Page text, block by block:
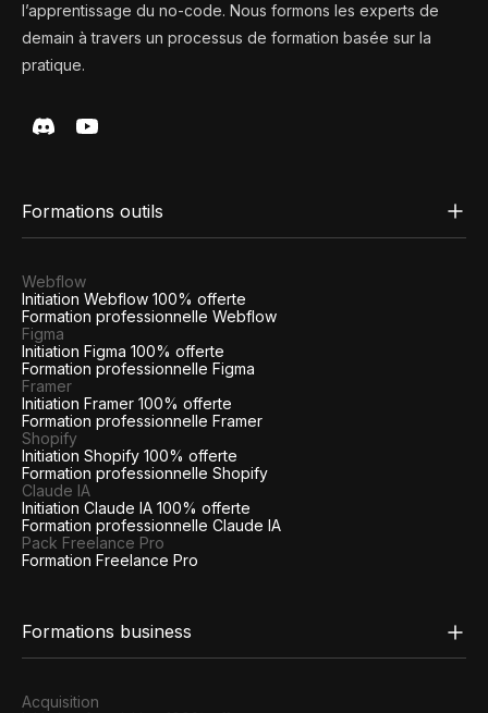
l’apprentissage du no-code. Nous formons les experts de
demain à travers un processus de formation basée sur la
pratique.
Formations outils
Webflow
Initiation Webflow 100% offerte
Formation professionnelle Webflow
Figma
Initiation Figma 100% offerte
Formation professionnelle Figma
Framer
Initiation Framer 100% offerte
Formation professionnelle Framer
Shopify
Initiation Shopify 100% offerte
Formation professionnelle Shopify
Claude IA
Initiation Claude IA 100% offerte
Formation professionnelle Claude IA
Pack Freelance Pro
Formation Freelance Pro
Formations business
Acquisition